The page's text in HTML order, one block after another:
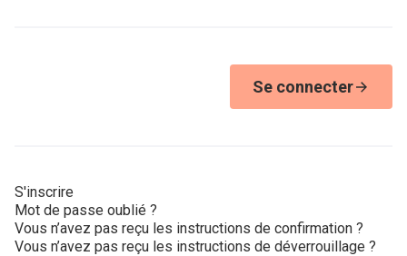
Se connecter
S'inscrire
Mot de passe oublié ?
Vous n’avez pas reçu les instructions de confirmation ?
Vous n’avez pas reçu les instructions de déverrouillage ?